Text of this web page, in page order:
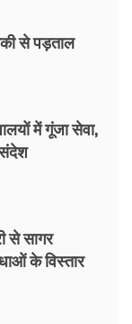
से पड़ताल
में गूंजा सेवा,
से सागर
के विस्तार